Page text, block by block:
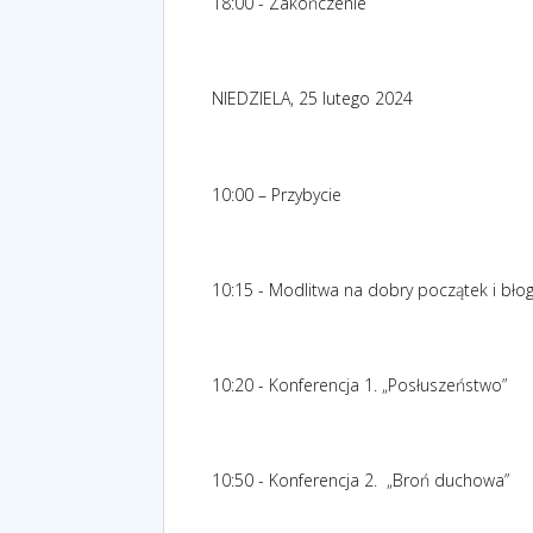
NIEDZIELA, 25 lutego 2024
10:00 – Przybycie
10:15 - Modlitwa na dobry początek i
10:20 - Konferencja 1. „Posłuszeństwo”
10:50 - Konferencja 2. „Broń duchowa”